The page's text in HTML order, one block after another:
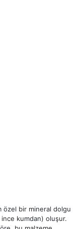
özel bir mineral dolgu
kumdan) oluşur.